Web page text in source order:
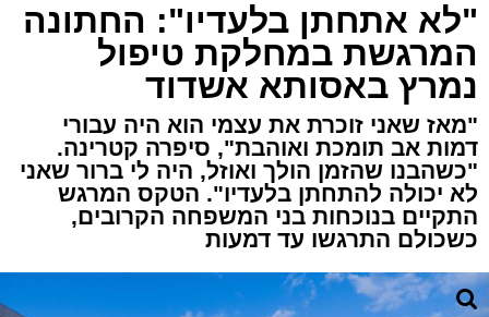
"לא אתחתן בלעדיו": החתונה
המרגשת במחלקת טיפול
נמרץ באסותא אשדוד
"מאז שאני זוכרת את עצמי הוא היה עבורי
דמות אב תומכת ואוהבת", סיפרה קטרינה.
"כשהבנו שהזמן הולך ואוזל, היה לי ברור שאני
לא יכולה להתחתן בלעדיו". הטקס המרגש
התקיים בנוכחות בני המשפחה הקרובים,
כשכולם התרגשו עד דמעות